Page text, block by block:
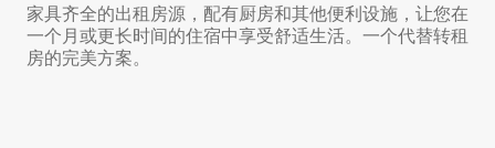
家具齐全的出租房源，配有厨房和其他便利设施，让您在
一个月或更长时间的住宿中享受舒适生活。一个代替转租
房的完美方案。